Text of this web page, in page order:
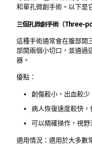
和單孔微創手術。以下是
三個孔微創手術（Three-
這種手術通常會在腹部開
部開兩個小切口，並通過
器。
優點：
創傷較小，出血較少
病人恢復速度較快，
可以精確操作，視野
適用情況：適用於大多數